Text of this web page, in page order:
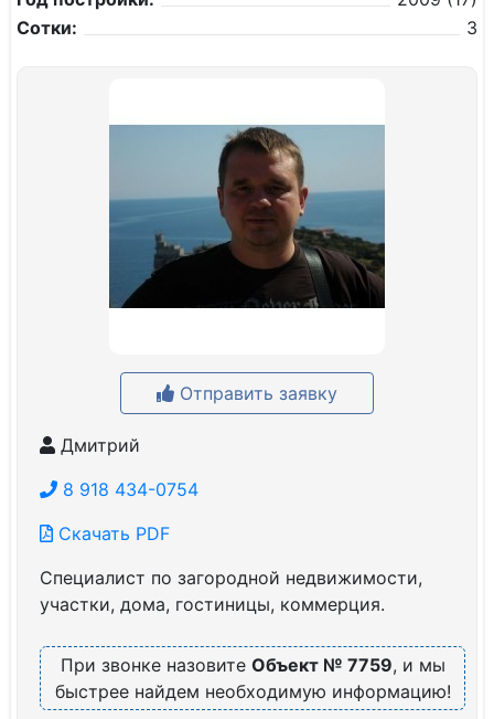
Сотки:
3
Отправить заявку
Дмитрий
8 918 434-0754
Скачать PDF
Специалист по загородной недвижимости,
участки, дома, гостиницы, коммерция.
При звонке назовите Объект № 7759, и мы
быстрее найдем необходимую информацию!